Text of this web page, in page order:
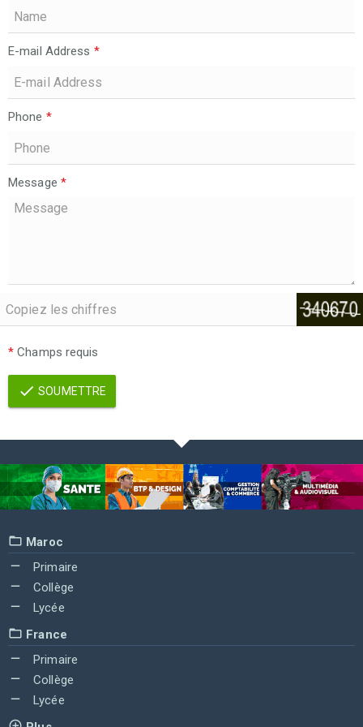
E-mail Address *
Phone *
Message *
* Champs requis
SOUMETTRE
Maroc
Primaire
Collège
Lycée
France
Primaire
Collège
Lycée